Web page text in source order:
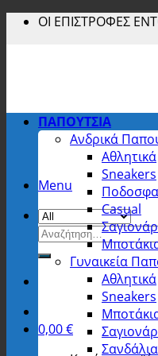
Skip ΟΙ ΕΠΙΣΤΡΟΦΕΣ
Menu
Αναζήτηση
για:
0,00€
ΠΑΠΟΥΤΣΙΑ
Ανδρικά
Αθλητικά
Sneakers
Casual
Γυναικεία
Αθλητικά
Sneakers
Σανδάλια